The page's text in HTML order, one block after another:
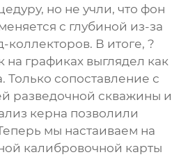
но не учли, что фон
с глубиной из-за
В итоге, ?
на графиках выглядел как
Только сопоставление с
разведочной скважины и
керна позволили
мы настаиваем на
калибровочной карты